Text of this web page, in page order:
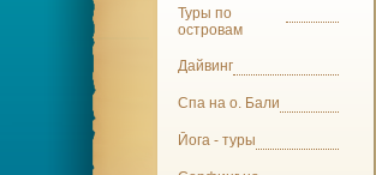
Туры по
островам
Дайвинг
Спа на о. Бали
Йога - туры